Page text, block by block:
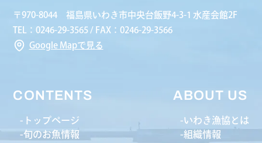
〒970-8044 福島県いわき市中央台飯野4-3-1 水産会館2F
TEL：0246-29-3565 / FAX：0246-29-3566
Google Mapで見る
CONTENTS
トップページ
旬のお魚情報
ABOUT US
いわき漁協とは
組織情報